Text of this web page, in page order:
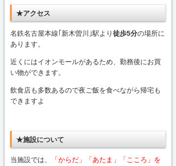
★アクセス
名鉄名古屋本線｢新木曽川｣駅より徒歩5分の場所に
あります。
近くにはイオンモールがあるため、勤務後にお買
い物ができます。
飲食店も多数あるので夜ご飯を食べながら帰宅も
できますよ
★施設について
当施設では、
「からだ」「あたま」「こころ」を